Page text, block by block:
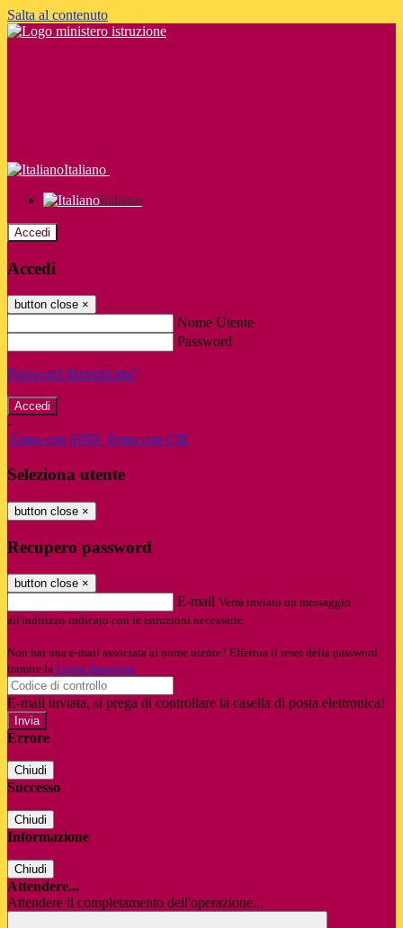
Salta al contenuto
Italiano
Italiano
Accedi
Accedi
button close ×
Nome Utente
Password
Password dimenticata?
-
Entra con SPID Entra con CIE
Seleziona utente
button close ×
Recupero password
button close ×
E-mail Verrà inviato un messaggio
all'indirizzo indicato con le istruzioni necessarie.
Non hai una e-mail associata al nome utente? Effettua il reset della password
tramite la Login Spaggiari
E-mail inviata, si prega di controllare la casella di posta elettronica!
Errore
Chiudi
Successo
Chiudi
Informazione
Chiudi
Attendere...
Attendere il completamento dell'operazione...